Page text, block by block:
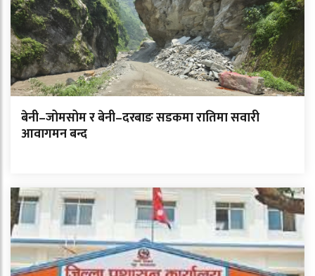
बेनी–जोमसोम र बेनी–दरबाङ सडकमा रातिमा सवारी
आवागमन बन्द